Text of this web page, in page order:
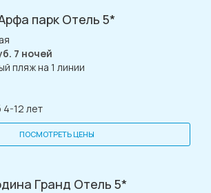
парк Отель 5*
7 ночей
пляж на 1 линии
4-12 лет
ПОСМОТРЕТЬ ЦЕНЫ
Гранд Отель 5*